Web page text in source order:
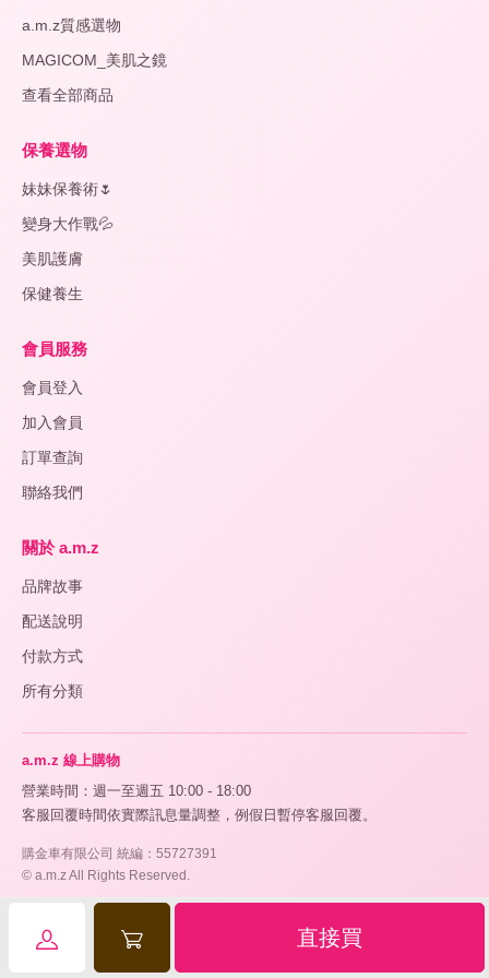
直接買
a.m.z質感選物
MAGICOM_美肌之鏡
查看全部商品
保養選物
妹妹保養術🌷
變身大作戰💦
美肌護膚
保健養生
會員服務
會員登入
加入會員
訂單查詢
聯絡我們
關於 a.m.z
品牌故事
配送說明
付款方式
所有分類
a.m.z 線上購物
營業時間：週一至週五 10:00 - 18:00
客服回覆時間依實際訊息量調整，例假日暫停客服回覆。
購金車有限公司 統編：55727391
© a.m.z All Rights Reserved.